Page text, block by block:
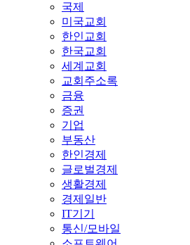
국제
미국교회
한인교회
한국교회
세계교회
교회주소록
금융
증권
기업
부동산
한인경제
글로벌경제
생활경제
경제일반
IT기기
통신/모바일